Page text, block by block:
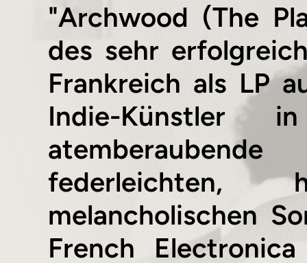
"Archwood (The
des sehr
Frankreich als LP
Indie-
federleichten,
melancholischen
French